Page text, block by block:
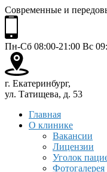
Современные и
Пн-Сб 08:00-21:00 Вс
г. Екатеринбург,
ул. Татищева, д. 53
Главная
О клинике
Вакансии
Лицензии
Уголок
Фотогалерея